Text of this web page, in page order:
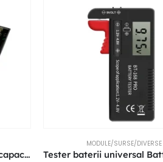
Tester baterii 18650 cu afisaj capacitate rezistenta voltaj 10W LCD
MODULE/SURSE/DIVERSE